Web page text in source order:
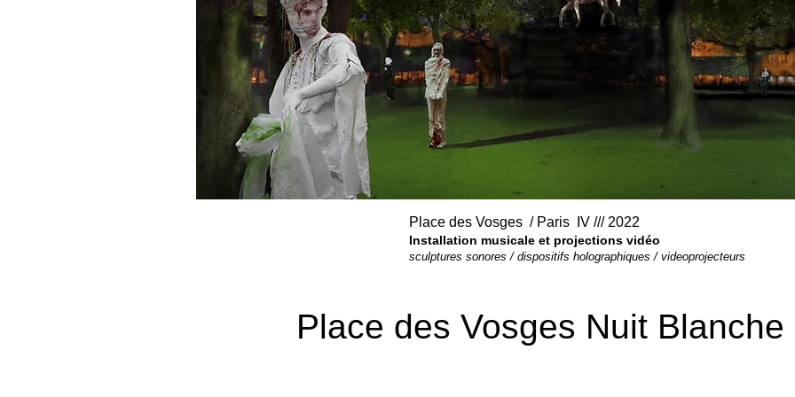
Place des Vosges / Paris IV /// 2022
Installation musicale et projections vidéo
sculptures sonores / dispositifs holographiques / videoprojecteurs
Place des Vosges Nuit Blanche